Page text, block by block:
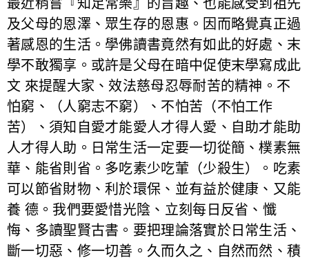
最近稍嘗『知足常樂』的旨趣、也能感受到祖先
及父母的恩澤、眾生存的恩惠。因而略覺真正過
著感恩的生活。學佛讀書竟然有如此的好處、末
學不敢獨享。或許是父母在暗中促使末學寫成此
文 來提醒大家、效法慈母忍辱耐苦的精神。不
怕窮、（人窮志不窮）、不怕苦（不怕工作
苦）、須知自愛才能愛人才得人愛、自助才能助
人才得人助。日常生活一定要一切從簡、樸素無
華、能省則省。多吃素少吃葷（少殺生）。吃素
可以節省財物、利於環保、並有益於健康、又能
養 德。我們要愛惜光陰、立刻每日反省、懺
悔、多讀聖賢古書。要把理論落實於日常生活、
斷一切惡、修一切善。久而久之、自然而然、積